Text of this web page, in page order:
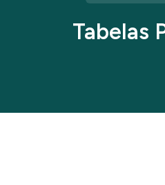
Tabelas